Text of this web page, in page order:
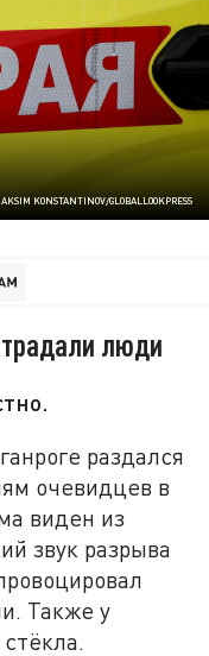
KONSTANTINOV/GLOBALLOOKPRESS
люди
раздался
очевидцев в
виден из
звук разрыва
Также у